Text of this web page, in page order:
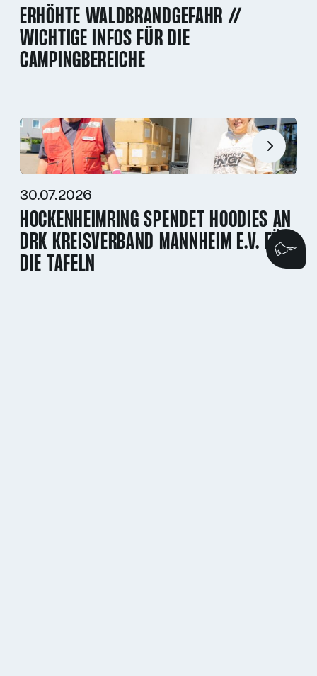
ERHÖHTE WALDBRANDGEFAHR //
WICHTIGE INFOS FÜR DIE
CAMPINGBEREICHE
30.07.2026
HOCKENHEIMRING SPENDET HOODIES AN
DRK KREISVERBAND MANNHEIM E.V. FÜR
DIE TAFELN